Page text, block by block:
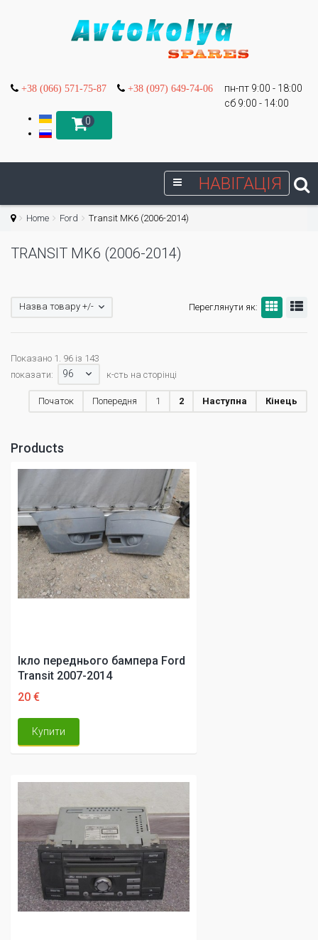
+38 (066) 571-75-87 +38 (097) 649-74-06
пн-пт 9:00 - 18:00
сб 9:00 - 14:00
0
НАВІГАЦІЯ
Home Ford Transit MK6 (2006-2014)
TRANSIT MK6 (2006-2014)
Переглянути як:
Назва товару +/-
Показано 1. 96 із 143
показати:
96 к-сть на сторінці
Початок Попередня 1 2 Наступна Кінець
Products
Ікло переднього бампера Ford
Transit 2007-2014
20 €
Купити